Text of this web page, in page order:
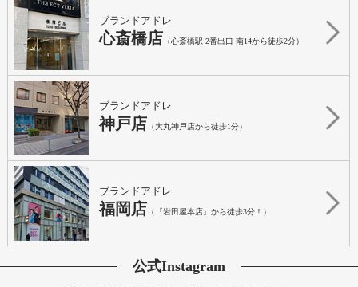
ブランドアドレ
心斎橋店 （心斎橋駅 2番出口 南14から徒歩2分）
ブランドアドレ
神戸店 （大丸神戸店から徒歩1分）
ブランドアドレ
福岡店 （『岩田屋本店』から徒歩3分！）
公式Instagram